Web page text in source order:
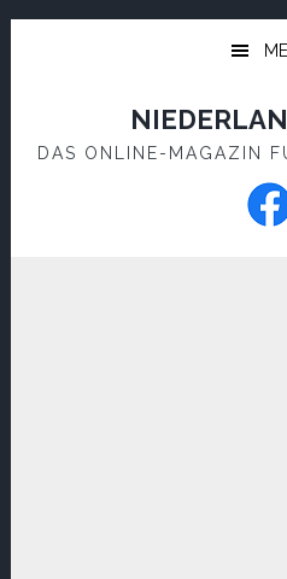
Skip
Skip
DAS ONLINE-MAGAZIN